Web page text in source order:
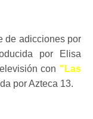
de adicciones por
por Elisa
con "Las
por Azteca 13.